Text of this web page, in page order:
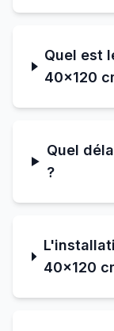
Quel est
40×120
Quel
?
40×120